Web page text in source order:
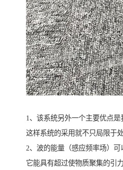
1、该系统另外一个主要优点是
这样系统的采用就不只局限于
2、波的能量（感应频率场）
它能具有超过使物质聚集的引